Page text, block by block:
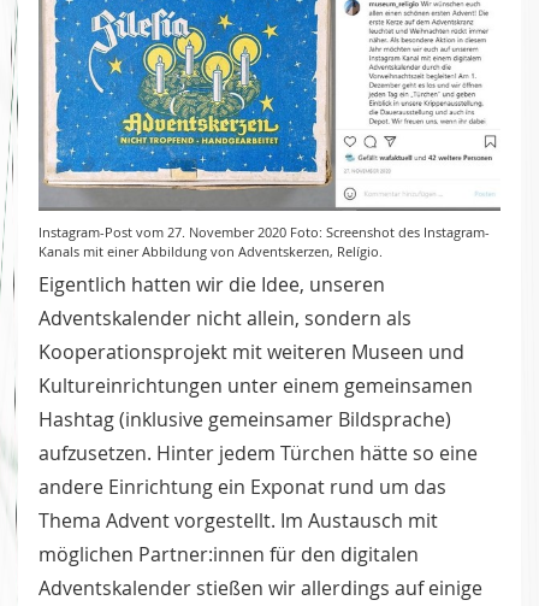
Instagram-Post vom 27. November 2020 Foto: Screenshot des Instagram-
Kanals mit einer Abbildung von Adventskerzen, Relígio.
Eigentlich hatten wir die Idee, unseren
Adventskalender nicht allein, sondern als
Kooperationsprojekt mit weiteren Museen und
Kultureinrichtungen unter einem gemeinsamen
Hashtag (inklusive gemeinsamer Bildsprache)
aufzusetzen. Hinter jedem Türchen hätte so eine
andere Einrichtung ein Exponat rund um das
Thema Advent vorgestellt. Im Austausch mit
möglichen Partner:innen für den digitalen
Adventskalender stießen wir allerdings auf einige